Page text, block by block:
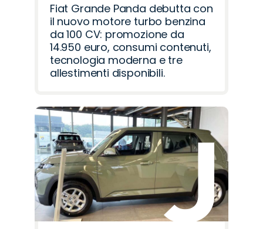
Fiat Grande Panda debutta con
il nuovo motore turbo benzina
da 100 CV: promozione da
14.950 euro, consumi contenuti,
tecnologia moderna e tre
allestimenti disponibili.